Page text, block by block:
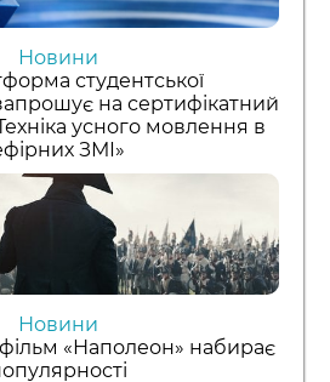
Новини
студентської
на сертифікатний
усного мовлення в
ЗМІ»
Новини
«Наполеон» набирає